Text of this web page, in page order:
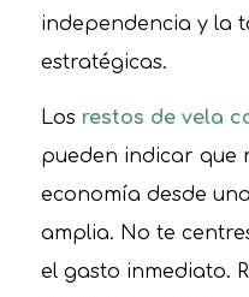
independencia y la
estratégicas.
Los restos de vela
pueden indicar que
economía desde
amplia. No te
el gasto inmediato.